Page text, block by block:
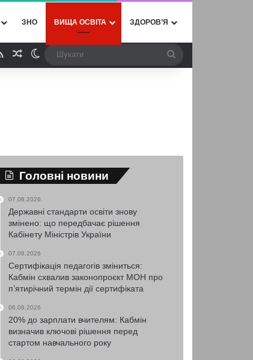
ЗНО ВИЩА ОСВІТА ЗДОРОВ’Я
RSSВипадкова стаття
Switch skin
Головні новини
07.08.2026
Державні стандарти освіти знову
змінено: що передбачає рішення
Кабінету Міністрів України
07.08.2026
Сертифікація педагогів зміниться:
Кабмін схвалив законопроєкт МОН про
п’ятирічний термін дії сертифіката
06.08.2026
20% до зарплати вчителям: Кабмін
визначив ключові рішення перед
стартом навчального року